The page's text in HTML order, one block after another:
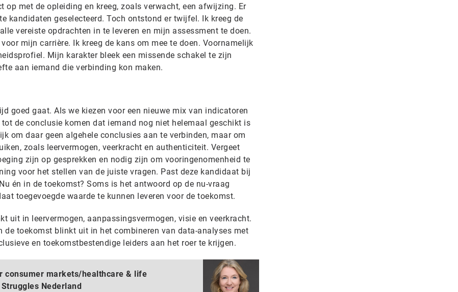
op met de opleiding en kreeg, zoals verwacht, een afwijzing. Er
kandidaten geselecteerd. Toch ontstond er twijfel. Ik kreeg de
vereiste opdrachten in te leveren en mijn assessment te doen.
mijn carrière. Ik kreeg de kans om mee te doen. Voornamelijk
Mijn karakter bleek een missende schakel te zijn
aan iemand die verbinding kon maken.
goed gaat. Als we kiezen voor een nieuwe mix van indicatoren
de conclusie komen dat iemand nog niet helemaal geschikt is
om daar geen algehele conclusies aan te verbinden, maar om
zoals leervermogen, veerkracht en authenticiteit. Vergeet
zijn op gesprekken en nodig zijn om vooringenomenheid te
voor het stellen van de juiste vragen. Past deze kandidaat bij
én in de toekomst? Soms is het antwoord op de nu-vraag
toegevoegde waarde te kunnen leveren voor de toekomst.
uit in leervermogen, aanpassingsvermogen, visie en veerkracht.
de toekomst blinkt uit in het combineren van data-analyses met
en toekomstbestendige leiders aan het roer te krijgen.
consumer markets/healthcare & life
Nederland